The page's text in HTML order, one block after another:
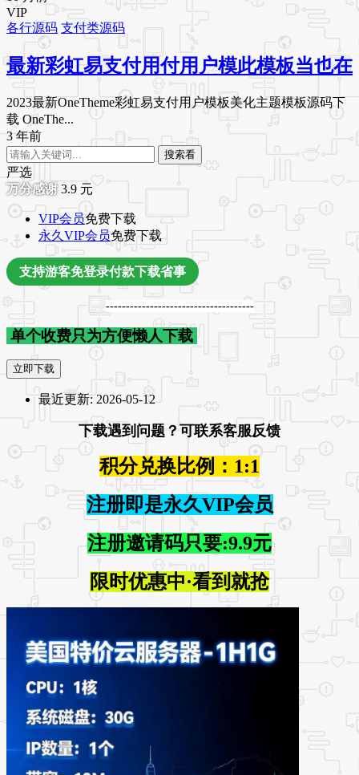
VIP
各行源码 支付类源码
最新彩虹易支付用付用户模此模板当也在
2023最新OneTheme彩虹易支付用户模板美化主题模板源码下
载 OneThe...
3 年前
搜索看
严选
3.9 元
VIP会员免费下载
永久VIP会员免费下载
支持游客免登录付款下载省事
-------------------------------------
单个收费只为方便懒人下载
立即下载
最近更新:2026-05-12
下载遇到问题？可联系客服反馈
积分兑换比例：1:1
注册即是永久VIP会员
注册邀请码只要:9.9元
限时优惠中·看到就抢